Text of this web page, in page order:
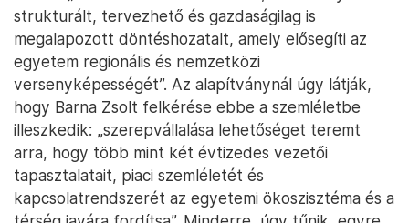
strukturált, tervezhető és gazdaságilag is
megalapozott döntéshozatalt, amely elősegíti az
egyetem regionális és nemzetközi
versenyképességét”. Az alapítványnál úgy látják,
hogy Barna Zsolt felkérése ebbe a szemléletbe
illeszkedik: „szerepvállalása lehetőséget teremt
arra, hogy több mint két évtizedes vezetői
tapasztalatait, piaci szemléletét és
kapcsolatrendszerét az egyetemi ökoszisztéma és a